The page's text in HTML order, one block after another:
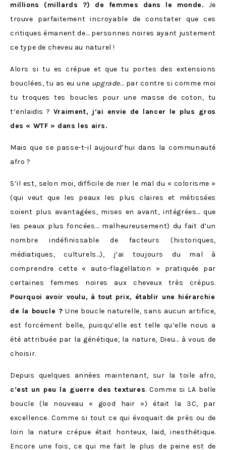
millions (millards ?) de femmes dans le monde. Je
trouve parfaitement incroyable de constater que ces
critiques émanent de… personnes noires ayant justement
ce type de cheveu au naturel !
Alors si tu es crépue et que tu portes des extensions
bouclées, tu as eu une upgrade… par contre si comme moi
tu troques tes boucles pour une masse de coton, tu
t’enlaidis ? Vraiment, j’ai envie de lancer le plus gros
des « WTF » dans les airs.
Mais que se passe-t-il aujourd’hui dans la communauté
afro ?
S’il est, selon moi, difficile de nier le mal du « colorisme »
(qui veut que les peaux les plus claires et métissées
soient plus avantagées, mises en avant, intégrées… que
les peaux plus foncées… malheureusement) du fait d’un
nombre indéfinissable de facteurs (historiques,
médiatiques, culturels…), j’ai toujours du mal à
comprendre cette « auto-flagellation » pratiquée par
certaines femmes noires aux cheveux très crépus.
Pourquoi avoir voulu, à tout prix, établir une hiérarchie
de la boucle ? Une boucle naturelle, sans aucun artifice,
est forcément belle, puisqu’elle est telle qu’elle nous a
été attribuée par la génétique, la nature, Dieu… à vous de
choisir.
Depuis quelques années maintenant, sur la toile afro,
c’est un peu la guerre des textures. Comme si LA belle
boucle (le nouveau « good hair ») était la 3C, par
excellence. Comme si tout ce qui évoquait de près ou de
loin la nature crépue était honteux, laid, inesthétique.
Encore une fois, ce qui me fait le plus de peine est de